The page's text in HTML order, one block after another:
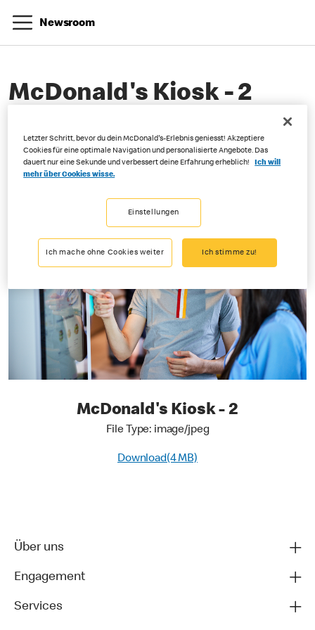
Newsroom
McDonald's Kiosk - 2
04-07-2025
McDonald's Kiosk - 2
File Type: image/jpeg
Download(4 MB)
Über uns
Engagement
Services
Letzter Schritt, bevor du dein McDonald's-Erlebnis geniesst! Akzeptiere
Cookies für eine optimale Navigation und personalisierte Angebote. Das
dauert nur eine Sekunde und verbessert deine Erfahrung erheblich!
Ich will
mehr über Cookies wisse.
Einstellungen
Ich mache ohne Cookies weiter Ich stimme zu!